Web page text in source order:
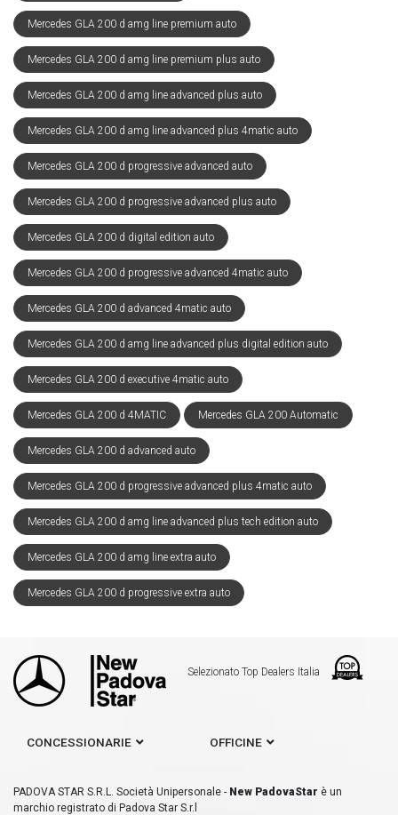
Mercedes GLA 200 d amg line premium auto
Mercedes GLA 200 d amg line premium plus auto
Mercedes GLA 200 d amg line advanced plus auto
Mercedes GLA 200 d amg line advanced plus 4matic auto
Mercedes GLA 200 d progressive advanced auto
Mercedes GLA 200 d progressive advanced plus auto
Mercedes GLA 200 d digital edition auto
Mercedes GLA 200 d progressive advanced 4matic auto
Mercedes GLA 200 d advanced 4matic auto
Mercedes GLA 200 d amg line advanced plus digital edition auto
Mercedes GLA 200 d executive 4matic auto
Mercedes GLA 200 d 4MATIC Mercedes GLA 200 Automatic
Mercedes GLA 200 d advanced auto
Mercedes GLA 200 d progressive advanced plus 4matic auto
Mercedes GLA 200 d amg line advanced plus tech edition auto
Mercedes GLA 200 d amg line extra auto
Mercedes GLA 200 d progressive extra auto
Selezionato Top Dealers Italia
CONCESSIONARIE OFFICINE
PADOVA STAR S.R.L. Società Unipersonale - New PadovaStar è un
marchio registrato di Padova Star S.r.l